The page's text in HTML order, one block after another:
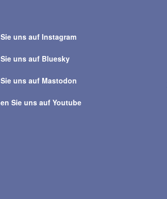
uns auf Instagram
uns auf Bluesky
uns auf Mastodon
Sie uns auf Youtube